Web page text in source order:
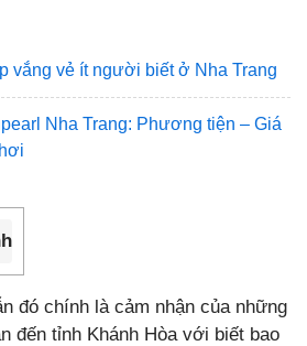
vắng vẻ ít người biết ở Nha Trang
Nha Trang: Phương tiện – Giá
đó chính là cảm nhận của những
đến tỉnh Khánh Hòa với biết bao